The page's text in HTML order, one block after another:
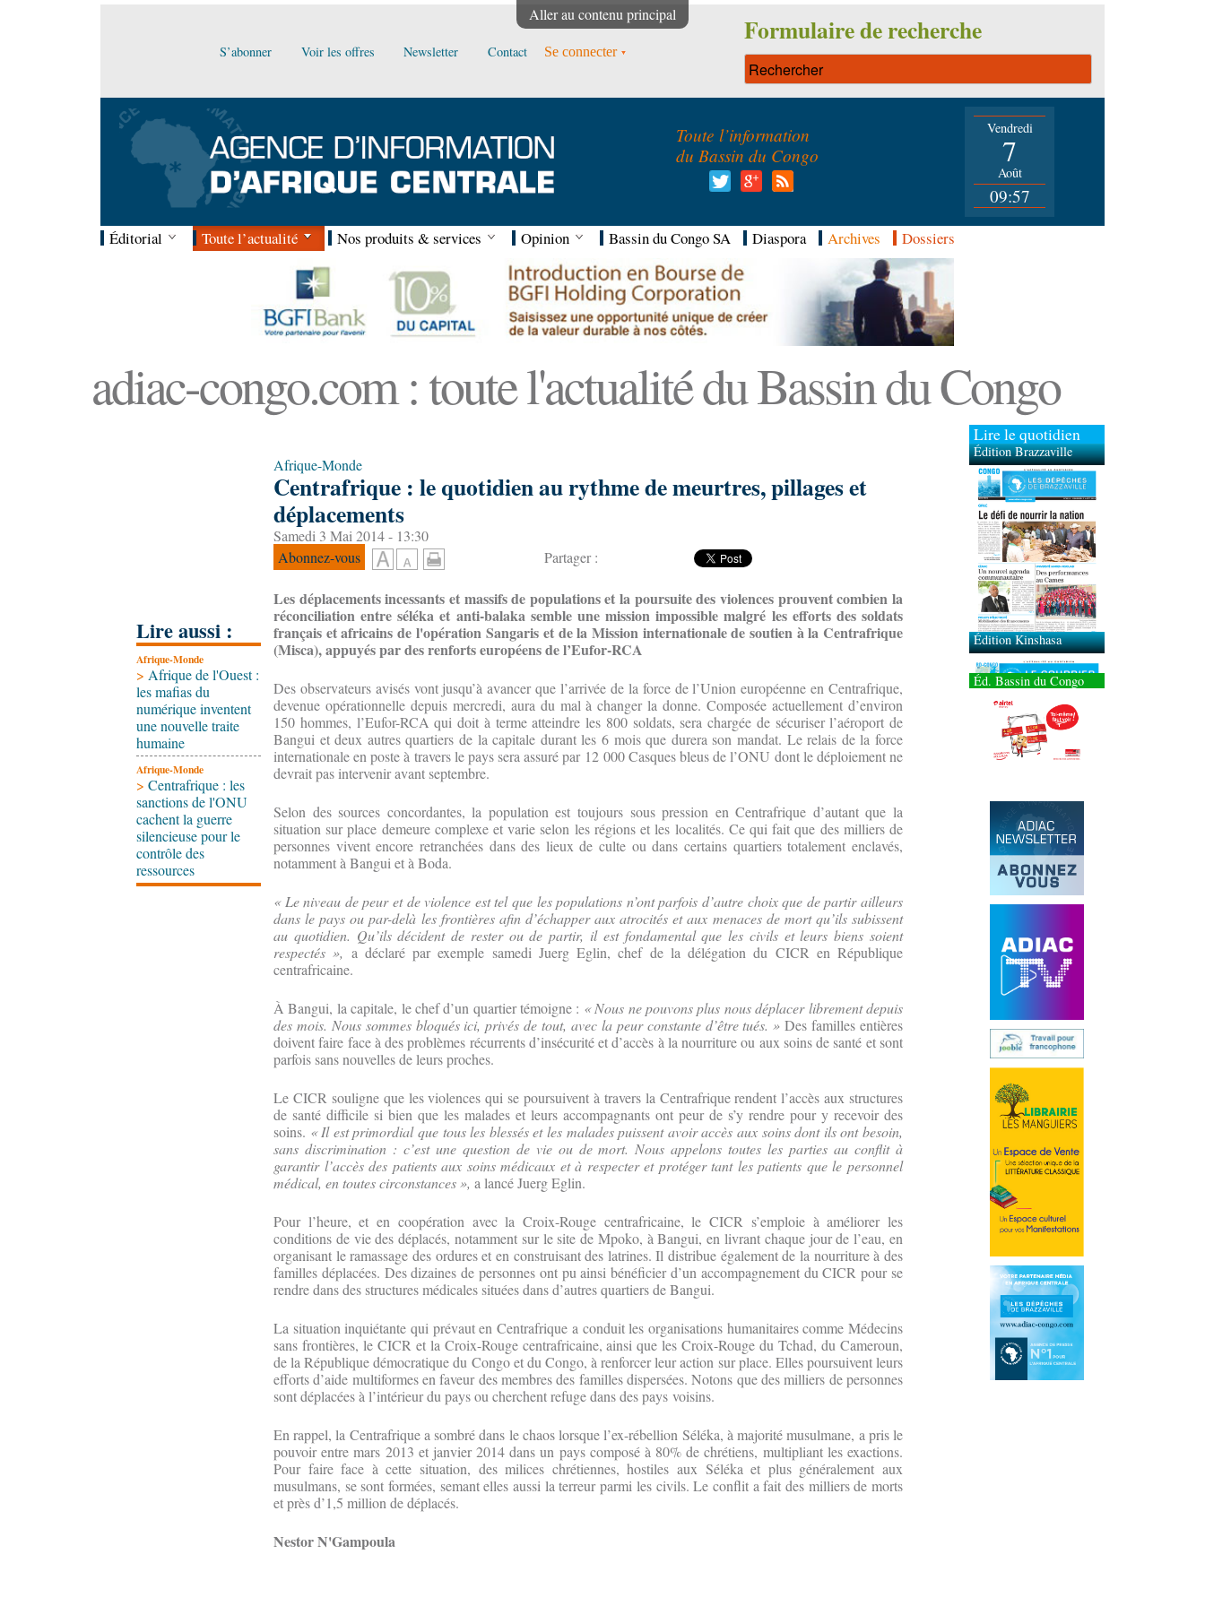
Aller au contenu principal
S’abonner Voir les offres Newsletter Contact Se connecter
Formulaire de recherche
Toute l’information
du Bassin du Congo
Vendredi
7
Août
09:57
Éditorial Toute l’actualité Nos produits & services Opinion Bassin du Congo SA Diaspora Archives Dossiers
adiac-congo.com : toute l'actualité du Bassin du Congo
Lire aussi :
Afrique-Monde
> Afrique de l'Ouest :
les mafias du
numérique inventent
une nouvelle traite
humaine
Afrique-Monde
> Centrafrique : les
sanctions de l'ONU
cachent la guerre
silencieuse pour le
contrôle des
ressources
Afrique-Monde
Centrafrique : le quotidien au rythme de meurtres, pillages et
déplacements
Samedi 3 Mai 2014 - 13:30
Abonnez-vous
Partager :
Les déplacements incessants et massifs de populations et la poursuite des violences prouvent combien la
réconciliation entre séléka et anti-balaka semble une mission impossible malgré les efforts des soldats
français et africains de l'opération Sangaris et de la Mission internationale de soutien à la Centrafrique
(Misca), appuyés par des renforts européens de l’Eufor-RCA
Des observateurs avisés vont jusqu’à avancer que l’arrivée de la force de l’Union européenne en Centrafrique,
devenue opérationnelle depuis mercredi, aura du mal à changer la donne. Composée actuellement d’environ
150 hommes, l’Eufor-RCA qui doit à terme atteindre les 800 soldats, sera chargée de sécuriser l’aéroport de
Bangui et deux autres quartiers de la capitale durant les 6 mois que durera son mandat. Le relais de la force
internationale en poste à travers le pays sera assuré par 12 000 Casques bleus de l’ONU dont le déploiement ne
devrait pas intervenir avant septembre.
Selon des sources concordantes, la population est toujours sous pression en Centrafrique d’autant que la
situation sur place demeure complexe et varie selon les régions et les localités. Ce qui fait que des milliers de
personnes vivent encore retranchées dans des lieux de culte ou dans certains quartiers totalement enclavés,
notamment à Bangui et à Boda.
« Le niveau de peur et de violence est tel que les populations n’ont parfois d’autre choix que de partir ailleurs
dans le pays ou par-delà les frontières afin d’échapper aux atrocités et aux menaces de mort qu’ils subissent
au quotidien. Qu’ils décident de rester ou de partir, il est fondamental que les civils et leurs biens soient
respectés », a déclaré par exemple samedi Juerg Eglin, chef de la délégation du CICR en République
centrafricaine.
À Bangui, la capitale, le chef d’un quartier témoigne : « Nous ne pouvons plus nous déplacer librement depuis
des mois. Nous sommes bloqués ici, privés de tout, avec la peur constante d’être tués. » Des familles entières
doivent faire face à des problèmes récurrents d’insécurité et d’accès à la nourriture ou aux soins de santé et sont
parfois sans nouvelles de leurs proches.
Le CICR souligne que les violences qui se poursuivent à travers la Centrafrique rendent l’accès aux structures
de santé difficile si bien que les malades et leurs accompagnants ont peur de s’y rendre pour y recevoir des
soins. « Il est primordial que tous les blessés et les malades puissent avoir accès aux soins dont ils ont besoin,
sans discrimination : c’est une question de vie ou de mort. Nous appelons toutes les parties au conflit à
garantir l’accès des patients aux soins médicaux et à respecter et protéger tant les patients que le personnel
médical, en toutes circonstances », a lancé Juerg Eglin.
Pour l’heure, et en coopération avec la Croix-Rouge centrafricaine, le CICR s’emploie à améliorer les
conditions de vie des déplacés, notamment sur le site de Mpoko, à Bangui, en livrant chaque jour de l’eau, en
organisant le ramassage des ordures et en construisant des latrines. Il distribue également de la nourriture à des
familles déplacées. Des dizaines de personnes ont pu ainsi bénéficier d’un accompagnement du CICR pour se
rendre dans des structures médicales situées dans d’autres quartiers de Bangui.
La situation inquiétante qui prévaut en Centrafrique a conduit les organisations humanitaires comme Médecins
sans frontières, le CICR et la Croix-Rouge centrafricaine, ainsi que les Croix-Rouge du Tchad, du Cameroun,
de la République démocratique du Congo et du Congo, à renforcer leur action sur place. Elles poursuivent leurs
efforts d’aide multiformes en faveur des membres des familles dispersées. Notons que des milliers de personnes
sont déplacées à l’intérieur du pays ou cherchent refuge dans des pays voisins.
En rappel, la Centrafrique a sombré dans le chaos lorsque l’ex-rébellion Séléka, à majorité musulmane, a pris le
pouvoir entre mars 2013 et janvier 2014 dans un pays composé à 80% de chrétiens, multipliant les exactions.
Pour faire face à cette situation, des milices chrétiennes, hostiles aux Séléka et plus généralement aux
musulmans, se sont formées, semant elles aussi la terreur parmi les civils. Le conflit a fait des milliers de morts
et près d’1,5 million de déplacés.
Nestor N'Gampoula
Lire le quotidien
Édition Brazzaville
Édition Kinshasa
Éd. Bassin du Congo